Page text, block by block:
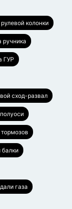
колонки
ручника
ГУР
сход-развал
балки
газа